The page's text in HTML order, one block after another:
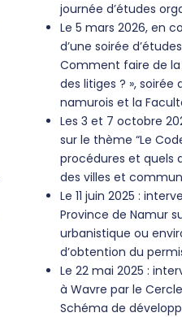
journée d’études
Le 5 mars 2026, en
d’une soirée
Comment faire de
des litiges ? », soirée
namurois et la
Les 3 et 7 octobre
sur le thème “Le
procédures et quels
des villes et
Le 11 juin 2025 :
Province de Namur
urbanistique ou
d’obtention du
Le 22 mai 2025 :
à Wavre par le
Schéma de